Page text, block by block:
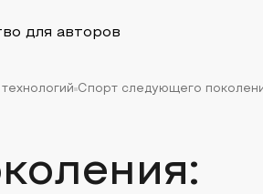
для авторов
Спорт следующего